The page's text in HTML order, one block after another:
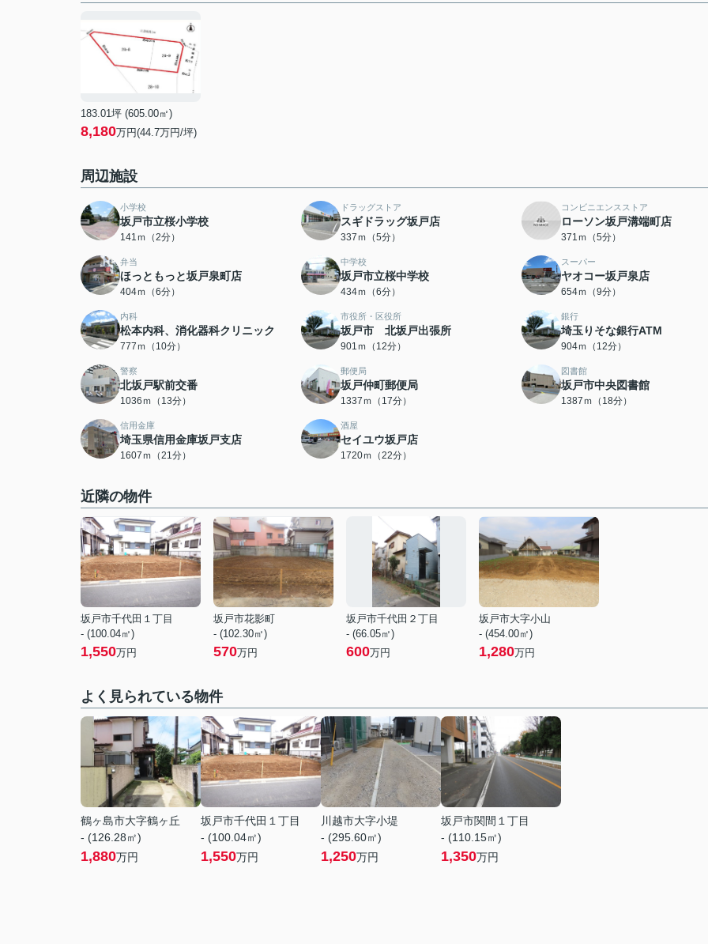
183.01坪 (605.00㎡)
8,180万円(44.7万円/坪)
周辺施設
小学校
坂戸市立桜小学校
141ｍ（2分）
ドラッグストア
スギドラッグ坂戸店
337ｍ（5分）
コンビニエンスストア
ローソン坂戸溝端町店
371ｍ（5分）
弁当
ほっともっと坂戸泉町店
404ｍ（6分）
中学校
坂戸市立桜中学校
434ｍ（6分）
スーパー
ヤオコー坂戸泉店
654ｍ（9分）
内科
松本内科、消化器科クリニック
777ｍ（10分）
市役所・区役所
坂戸市 北坂戸出張所
901ｍ（12分）
銀行
埼玉りそな銀行ATM
904ｍ（12分）
警察
北坂戸駅前交番
1036ｍ（13分）
郵便局
坂戸仲町郵便局
1337ｍ（17分）
図書館
坂戸市中央図書館
1387ｍ（18分）
信用金庫
埼玉県信用金庫坂戸支店
1607ｍ（21分）
酒屋
セイユウ坂戸店
1720ｍ（22分）
近隣の物件
坂戸市千代田１丁目
- (100.04㎡)
1,550万円
坂戸市花影町
- (102.30㎡)
570万円
坂戸市千代田２丁目
- (66.05㎡)
600万円
坂戸市大字小山
- (454.00㎡)
1,280万円
よく見られている物件
鶴ヶ島市大字鶴ヶ丘
- (126.28㎡)
1,880万円
坂戸市千代田１丁目
- (100.04㎡)
1,550万円
川越市大字小堤
- (295.60㎡)
1,250万円
坂戸市関間１丁目
- (110.15㎡)
1,350万円